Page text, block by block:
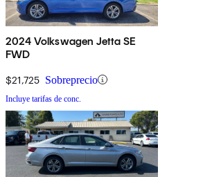
2024 Volkswagen Jetta SE
FWD
$21,725 Sobreprecio
Incluye tarifas de conc.